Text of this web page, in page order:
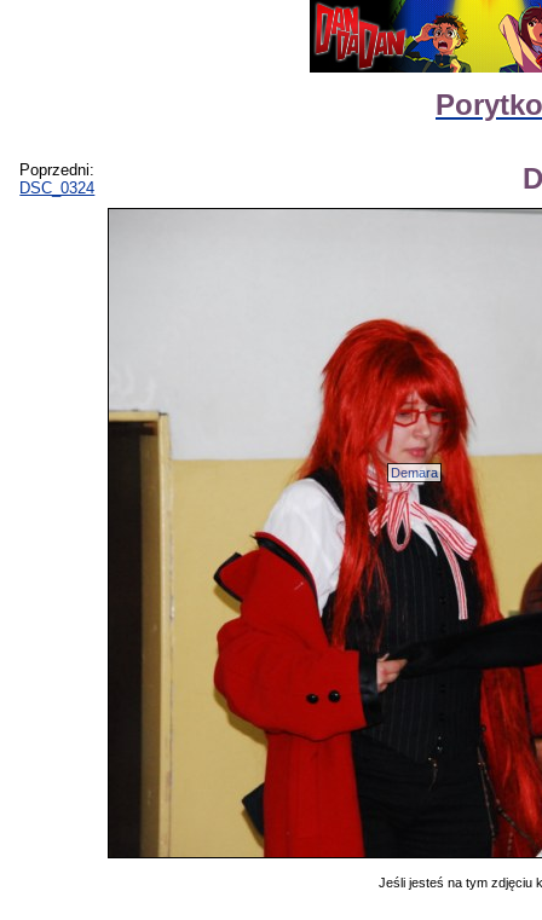
Poprzedni:
DSC_0324
Demara
Jeśli jesteś na tym zdjęciu